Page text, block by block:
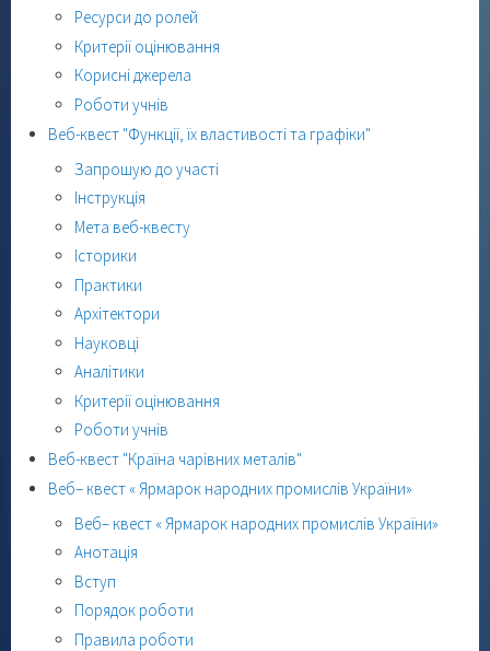
Ресурси до ролей
Критерії оцінювання
Корисні джерела
Роботи учнів
Веб-квест "Функції, їх властивості та графіки"
Запрошую до участі
Інструкція
Мета веб-квесту
Історики
Практики
Архітектори
Науковці
Аналітики
Критерії оцінювання
Роботи учнів
Веб-квест "Країна чарівних металів"
Веб– квест « Ярмарок народних промислів України»
Веб– квест « Ярмарок народних промислів України»
Анотація
Вступ
Порядок роботи
Правила роботи